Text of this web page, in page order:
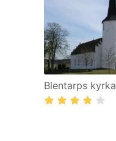
Blentarps kyrka